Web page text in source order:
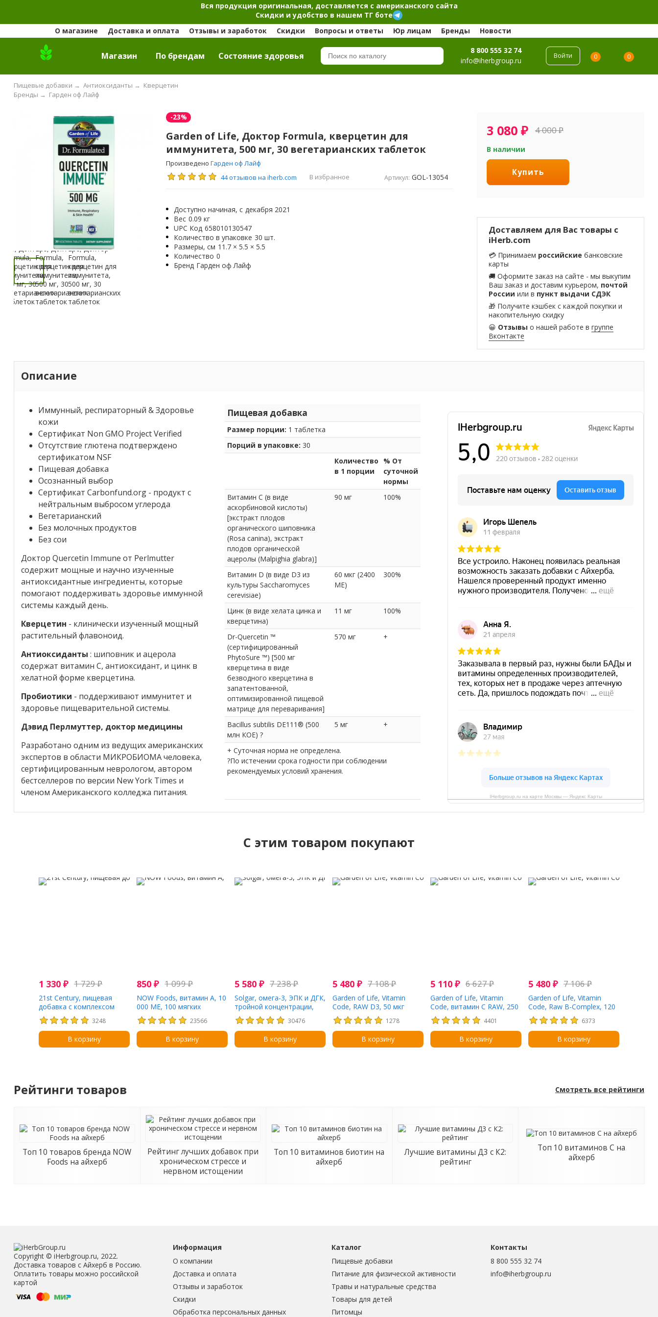
Вся продукция оригинальная, доставляется с американского сайта
Скидки и удобство в нашем ТГ боте
О магазине
Доставка и оплата Отзывы и заработок Скидки Вопросы и ответы Юр лицам Бренды Новости
Магазин По брендам Cостояние здоровья
8 800 555 32 74
info@iherbgroup.ru
Войти 0 0
Пищевые добавки → Антиоксиданты → Кверцетин
Гарден оф Лайф
Бренды →
-23%
Garden of Life, Доктор Formula, кверцетин для
иммунитета, 500 мг, 30 вегетарианских таблеток
ПроизведеноГарден оф Лайф
44 отзывов на iherb.com
В избранное Артикул: GOL-13054
Доступно начиная, с декабря 2021
Вес 0.09 кг
UPC Код 658010130547
Количество в упаковке 30 шт.
Размеры, см 11.7 × 5.5 × 5.5
Количество 0
Бренд Гарден оф Лайф
3 080 ₽ 4 000₽
В наличии
Купить
Доставляем для Вас товары с
iHerb.com
💳 Принимаем российские банковские
карты
🚚 Оформите заказ на сайте - мы выкупим
Ваш заказ и доставим курьером, почтой
России или в пункт выдачи СДЭК
🎁 Получите кэшбек с каждой покупки и
накопительную скидку
😀 Отзывы о нашей работе в группе
Вконтакте
Описание
Пищевая добавка
Размер порции: 1 таблетка
Порций в упаковке: 30
Количество
в 1 порции
% От
суточной
нормы
Витамин С (в виде
аскорбиновой кислоты)
[экстракт плодов
органического шиповника
(Rosa canina), экстракт
плодов органической
ацеролы (Malpighia glabra)]
90 мг 100%
Витамин D (в виде D3 из
культуры Saccharomyces
cerevisiae)
60 мкг (2400
МЕ)
300%
Цинк (в виде хелата цинка и
кверцетина)
11 мг 100%
Dr-Quercetin ™
(сертифицированный
PhytoSure ™) [500 мг
кверцетина в виде
безводного кверцетина в
запатентованной,
оптимизированной пищевой
матрице для переваривания]
570 мг +
Bacillus subtilis DE111® (500
млн КОЕ) ?
5 мг +
+ Суточная норма не определена.
?По истечении срока годности при соблюдении
рекомендуемых условий хранения.
Иммунный, респираторный & Здоровье
кожи
Сертификат Non GMO Project Verified
Отсутствие глютена подтверждено
сертификатом NSF
Пищевая добавка
Осознанный выбор
Сертификат Carbonfund.org - продукт с
нейтральным выбросом углерода
Вегетарианский
Без молочных продуктов
Без сои
Доктор Quercetin Immune от Perlmutter
содержит мощные и научно изученные
антиоксидантные ингредиенты, которые
помогают поддерживать здоровье иммунной
системы каждый день.
Кверцетин - клинически изученный мощный
растительный флавоноид.
Антиоксиданты : шиповник и ацерола
содержат витамин С, антиоксидант, и цинк в
хелатной форме кверцетина.
Пробиотики - поддерживают иммунитет и
здоровье пищеварительной системы.
Дэвид Перлмуттер, доктор медицины
Разработано одним из ведущих американских
экспертов в области МИКРОБИОМА человека,
сертифицированным неврологом, автором
бестселлеров по версии New York Times и
членом Американского колледжа питания.
IHerbgroup.ru на карте Москвы — Яндекс Карты
C этим товаром покупают
1 330 ₽ 1 729₽
21st Century, пищевая
добавка с комплексом
витаминов и минералов
для мужчин старше 50 лет,
100 таблеток
3248
В корзину
850 ₽ 1 099₽
NOW Foods, витамин A, 10
000 МЕ, 100 мягких
таблеток
23566
В корзину
5 580 ₽ 7 238₽
Solgar, омега-3, ЭПК и ДГК,
тройной концентрации,
950 мг, 100 капсул
30476
В корзину
5 480 ₽ 7 108₽
Garden of Life, Vitamin
Code, RAW D3, 50 мкг
(2000 МЕ), 120
вегетарианских капсул
1278
В корзину
5 110 ₽ 6 627₽
Garden of Life, Vitamin
Code, витамин C RAW, 250
мг, 120 веганских капсул
4401
В корзину
5 480 ₽ 7 106₽
Garden of Life, Vitamin
Code, Raw B-Complex, 120
веганских капсул
6373
В корзину
Рейтинги товаров Смотреть все рейтинги
Топ 10 товаров бренда NOW
Foods на айхерб
Рейтинг лучших добавок при
хроническом стрессе и
нервном истощении
Топ 10 витаминов биотин на
айхерб
Лучшие витамины Д3 с К2:
рейтинг
Топ 10 витаминов С на
айхерб
Copyright © iHerbgroup.ru, 2022.
Доставка товаров с Айхерб в Россию.
Оплатить товары можно российской
картой
Информация
О компании
Доставка и оплата
Отзывы и заработок
Скидки
Обработка персональных данных
Каталог
Пищевые добавки
Питание для физической активности
Травы и натуральные средства
Товары для детей
Питомцы
Контакты
8 800 555 32 74
info@iherbgroup.ru